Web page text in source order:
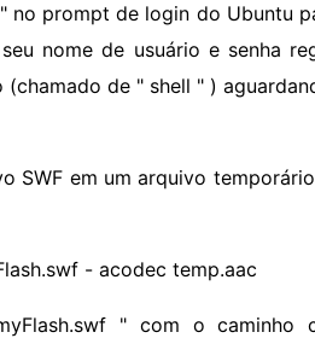
no prompt de login do Ubuntu
nome de usuário e senha
de " shell " )
SWF em um arquivo
- acodec temp.aac
" com o caminho